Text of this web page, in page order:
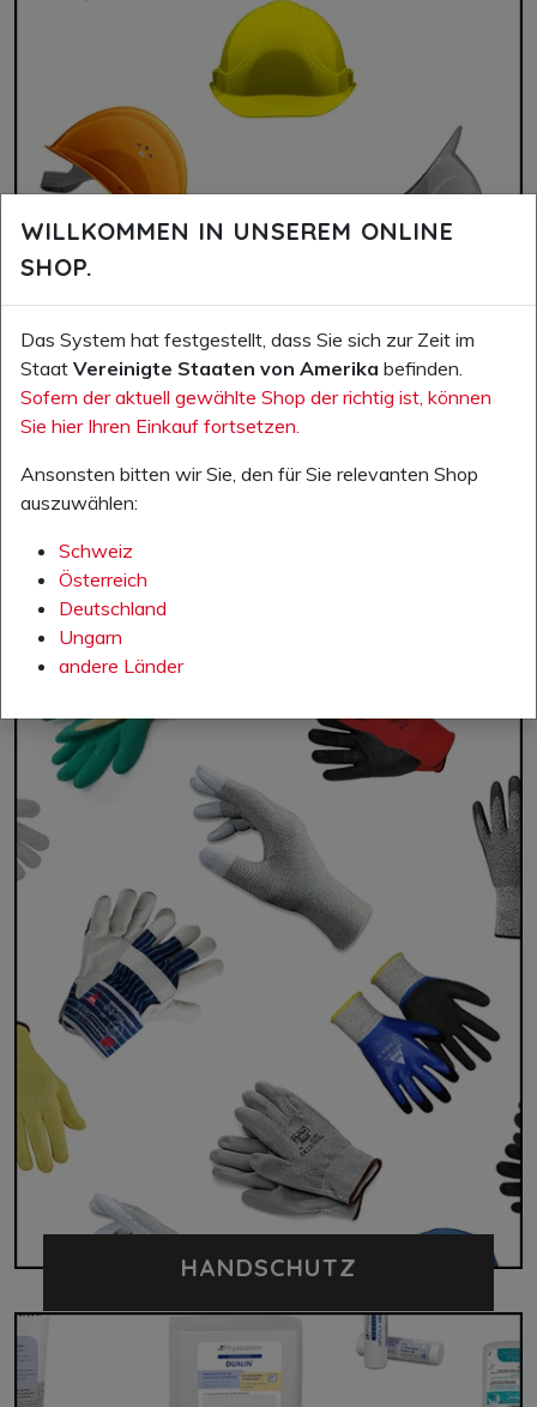
KOPFSCHUTZ
HANDSCHUTZ
WILLKOMMEN IN UNSEREM ONLINE
SHOP.
Das System hat festgestellt, dass Sie sich zur Zeit im
Staat Vereinigte Staaten von Amerika befinden.
Sofern der aktuell gewählte Shop der richtig ist, können
Sie hier Ihren Einkauf fortsetzen.
Ansonsten bitten wir Sie, den für Sie relevanten Shop
auszuwählen:
Schweiz
Österreich
Deutschland
Ungarn
andere Länder